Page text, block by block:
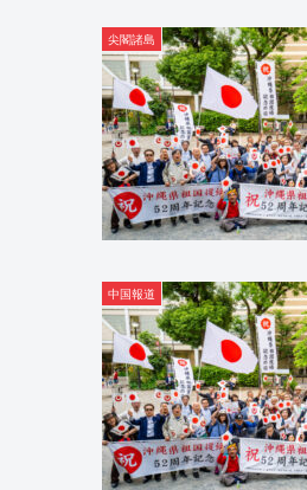
尖閣諸島
中国報道